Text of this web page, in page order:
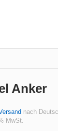
Anker
nach
MwSt.